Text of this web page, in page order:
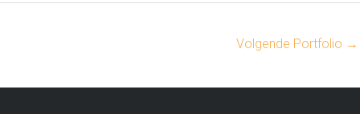
Volgende Portfolio →